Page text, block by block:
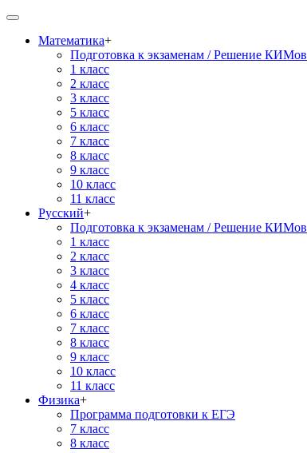
Математика+
Подготовка к экзаменам / Решение КИМов
1 класс
2 класс
3 класс
5 класс
6 класс
7 класс
8 класс
9 класс
10 класс
11 класс
Русский+
Подготовка к экзаменам / Решение КИМов
1 класс
2 класс
3 класс
4 класс
5 класс
6 класс
7 класс
8 класс
9 класс
10 класс
11 класс
Физика+
Программа подготовки к ЕГЭ
7 класс
8 класс